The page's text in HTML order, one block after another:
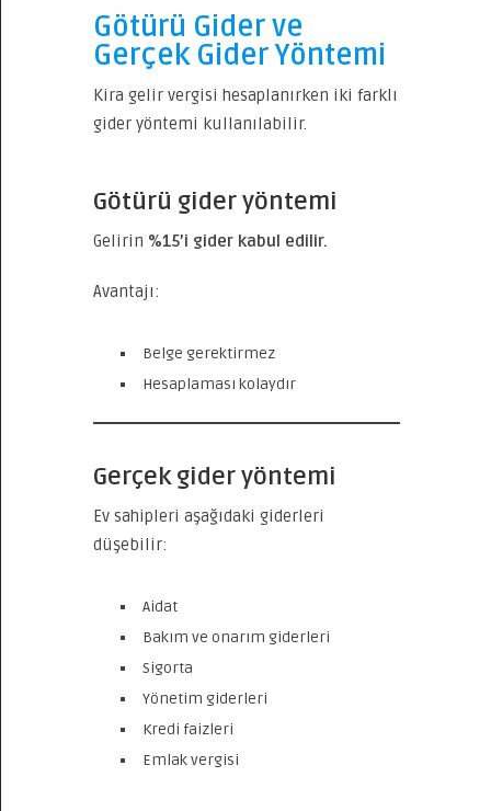
Götürü Gider ve
Gerçek Gider Yöntemi
Kira gelir vergisi hesaplanırken iki farklı
gider yöntemi kullanılabilir.
Götürü gider yöntemi
Gelirin %15’i gider kabul edilir.
Avantajı:
Belge gerektirmez
Hesaplaması kolaydır
Gerçek gider yöntemi
Ev sahipleri aşağıdaki giderleri
düşebilir:
Aidat
Bakım ve onarım giderleri
Sigorta
Yönetim giderleri
Kredi faizleri
Emlak vergisi